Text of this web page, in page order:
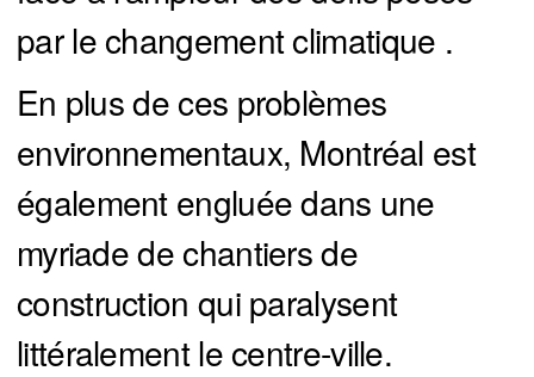
par le changement climatique .
En plus de ces problèmes
environnementaux, Montréal est
également engluée dans une
myriade de chantiers de
construction qui paralysent
littéralement le centre-ville.